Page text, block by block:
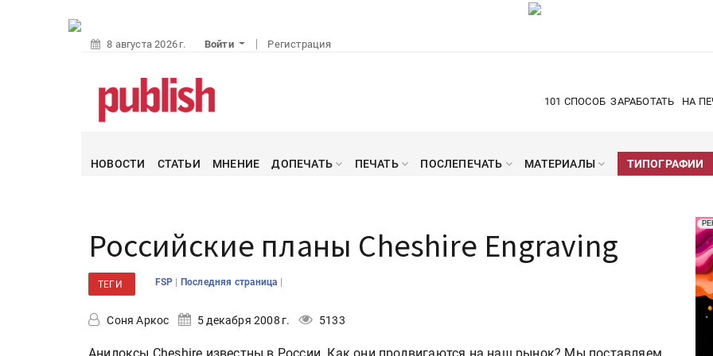
8 августа 2026 г. Войти Регистрация
101 СПОСОБ ЗАРАБОТАТЬ НА
НОВОСТИ СТАТЬИ МНЕНИЕ ДОПЕЧАТЬ ПЕЧАТЬ ПОСЛЕПЕЧАТЬ МАТЕРИАЛЫ ТИПОГРАФИИ
Российские планы Cheshire Engraving
ТЕГИ FSP | Последняя страница |
Соня Аркос 5 декабря 2008 г. 5133